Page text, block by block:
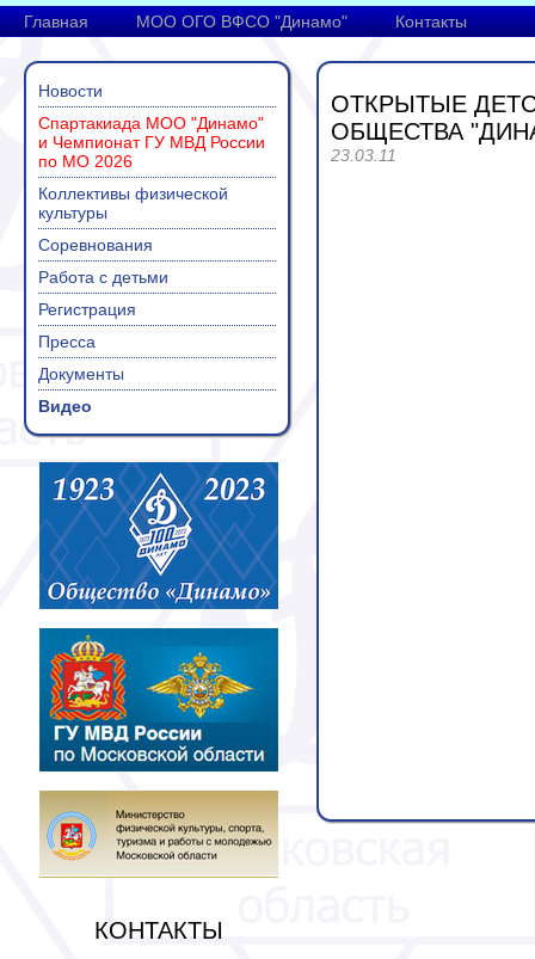
Главная МОО ОГО ВФСО "Динамо" Контакты
Новости
Спартакиада МОО "Динамо"
и Чемпионат ГУ МВД России
по МО 2026
Коллективы физической
культуры
Соревнования
Работа с детьми
Регистрация
Пресса
Документы
Видео
КОНТАКТЫ
ОТКРЫТЫЕ
ОБЩЕСТВА
23.03.11